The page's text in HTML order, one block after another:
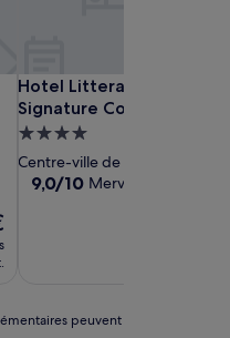
Rouen
Hotel Litteraire Gustave
Signature Collection
Hotel Litteraire Gustave
Hébergement
4.0 étoiles
Centre-ville de Rouen
9.0
9,0/10 Merveilleux
peuvent